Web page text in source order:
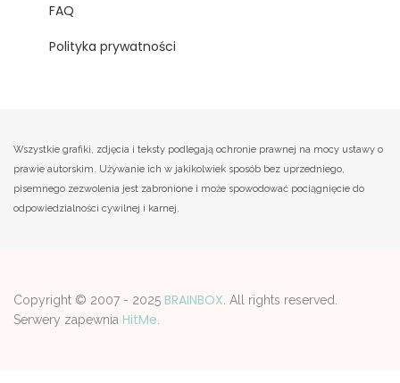
FAQ
Polityka prywatności
Wszystkie grafiki, zdjęcia i teksty podlegają ochronie prawnej na mocy ustawy o
prawie autorskim. Używanie ich w jakikolwiek sposób bez uprzedniego,
pisemnego zezwolenia jest zabronione i może spowodować pociągnięcie do
odpowiedzialności cywilnej i karnej.
Copyright © 2007 - 2025 BRAINBOX. All rights reserved.
Serwery zapewnia HitMe.